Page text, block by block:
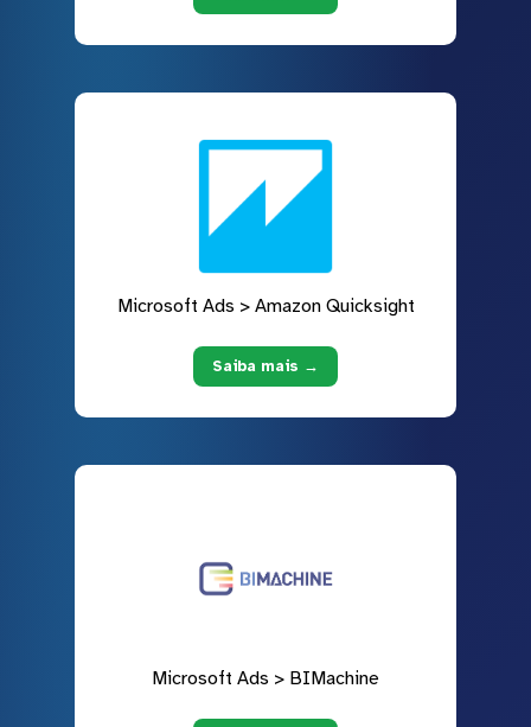
Microsoft Ads > Amazon Quicksight
Saiba mais →
Microsoft Ads > BIMachine